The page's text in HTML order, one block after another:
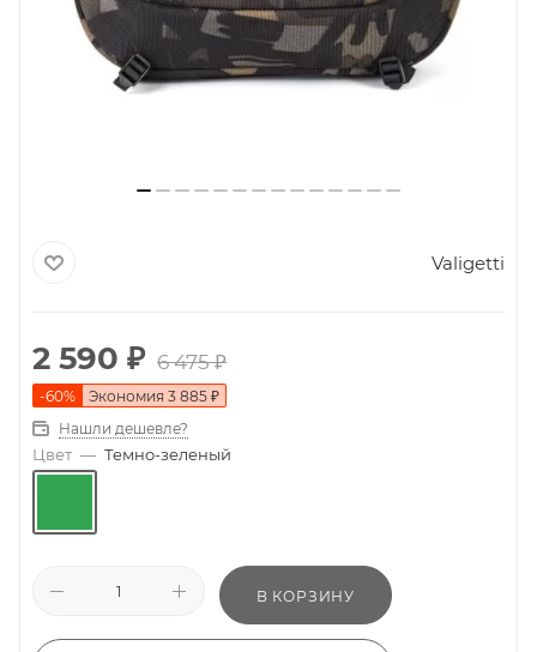
Valigetti
2 590 ₽ 6 475₽
-60% Экономия 3 885 ₽
Нашли дешевле?
Цвет — Темно-зеленый
В КОРЗИНУ